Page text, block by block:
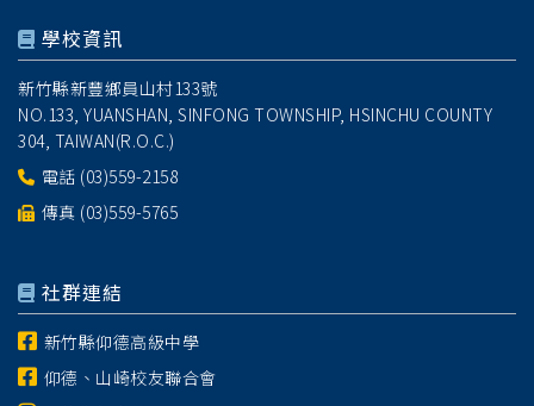
學校資訊
新竹縣新豐鄉員山村133號
NO.133, YUANSHAN, SINFONG TOWNSHIP, HSINCHU COUNTY
304, TAIWAN(R.O.C.)
電話 (03)559-2158
傳真 (03)559-5765
社群連結
新竹縣仰德高級中學
仰德、山崎校友聯合會